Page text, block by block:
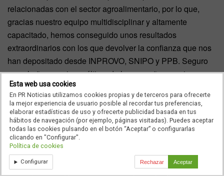
relacionadas con el sector agroalimentario, por lo que,
gracias nuestro equipo multidisciplinar y altamente
capacitado, hemos conseguido unos resultados
extraordinarios con los que devolver la confianza que nos
han depositado desde INPROVO, SNIPO y PPB. Seguro
que el año que viene, último de la campaña, seguimos
alcanzando nuevos hitos”.
Por su parte,Mercedes Honrubia, cofundadora y directora
de Servicios en Copiloto, califica la campaña como “todo
un éxito, porque hemos conseguido de una forma
innovadora y divertida llegar al público objetivo:
Generación Z, jóvenes sin hijos y familias con hijos,
siendo, además, pioneros en este tipo de programas
Esta web usa cookies
En PR Noticias utilizamos cookies propias y de terceros para ofrecerte
la mejor experiencia de usuario posible al recordar tus preferencias,
elaborar estadísticas de uso y ofrecerte publicidad basada en tus
hábitos de navegación (por ejemplo, páginas visitadas). Puedes aceptar
todas las cookies pulsando en el botón “Aceptar” o configurarlas
clicando en "Configurar".
Política de cookies
Configurar Rechazar Aceptar